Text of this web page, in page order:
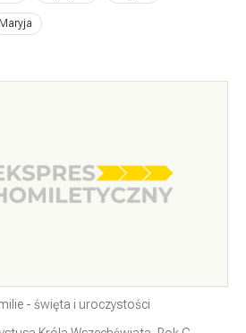
Maryja
- święta i uroczystości